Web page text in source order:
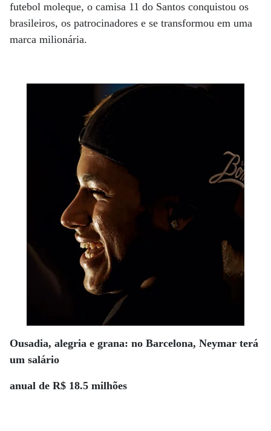
futebol moleque, o camisa 11 do Santos conquistou os
brasileiros, os patrocinadores e se transformou em uma
marca milionária.
Ousadia, alegria e grana: no Barcelona, Neymar terá
um salário
anual de R$ 18.5 milhões